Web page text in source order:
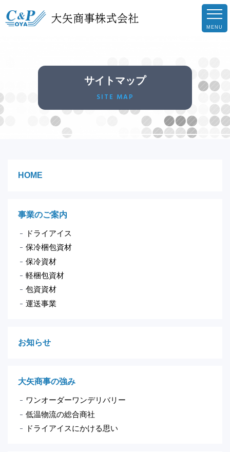
サイトマップ
SITE MAP
HOME
事業のご案内
ドライアイス
保冷梱包資材
保冷資材
軽梱包資材
包資資材
運送事業
お知らせ
大矢商事の強み
ワンオーダーワンデリバリー
低温物流の総合商社
ドライアイスにかける思い